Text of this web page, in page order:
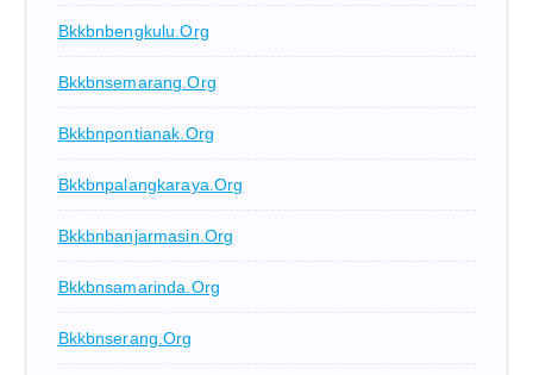
Bkkbnbengkulu.org
Bkkbnsemarang.org
Bkkbnpontianak.org
Bkkbnpalangkaraya.org
Bkkbnbanjarmasin.org
Bkkbnsamarinda.org
Bkkbnserang.org